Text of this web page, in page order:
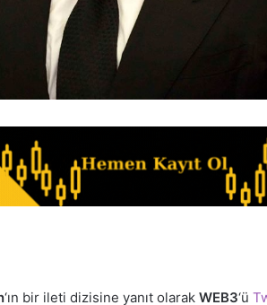
‘ın bir ileti dizisine yanıt olarak WEB3‘ü